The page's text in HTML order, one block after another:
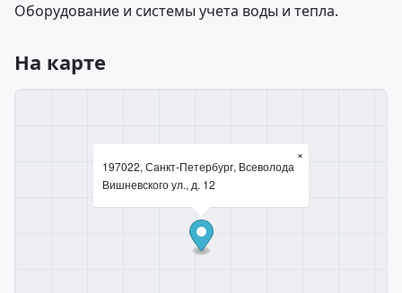
Оборудование и системы учета воды и тепла.
На карте
197022, Санкт-Петербург, Всеволода
Вишневского ул., д. 12
×